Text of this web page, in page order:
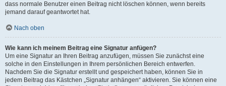
dass normale Benutzer einen Beitrag nicht löschen können, wenn bereits
jemand darauf geantwortet hat.
Nach oben
Wie kann ich meinem Beitrag eine Signatur anfügen?
Um eine Signatur an Ihren Beitrag anzufügen, müssen Sie zunächst eine
solche in den Einstellungen in Ihrem persönlichen Bereich entwerfen.
Nachdem Sie die Signatur erstellt und gespeichert haben, können Sie in
jedem Beitrag das Kästchen „Signatur anhängen“ aktivieren. Sie können eine